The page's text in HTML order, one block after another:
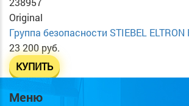
Original
Группа безопасности STIEBEL
23 200 руб.
КУПИТЬ
Меню